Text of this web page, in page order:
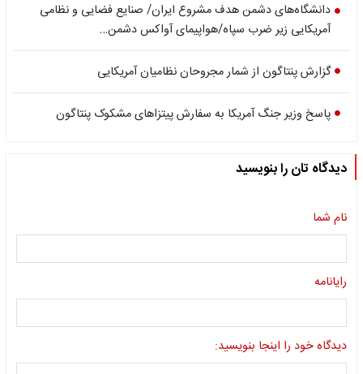
دانشگاه‌های دشمن هدف مشروع ایران/ صنایع فضایی و نظامی
آمریکایی زیر ضرب سپاه/هواپیمای آواکس دشمن…
گزارش پنتاگون از شمار مجروحان نظامیان آمریکایی
پاسخ وزیر جنگ آمریکا به سفارش پیتزاهای مشکوک پنتاگون
دیدگاه تان را بنویسید
نام شما
رایانامه
دیدگاه خود را اینجا بنویسید: